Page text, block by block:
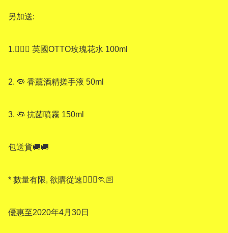
另加送:
1.🧖🏻‍♀️ 英國OTTO玫瑰花水 100ml
2. 🦠 香薰酒精搓手液 50ml
3. 🦠 抗菌噴霧 150ml
包送貨🚚🚚
* 數量有限, 欲購從速🏃🏻‍♀️🏃🏻
優惠至2020年4月30日